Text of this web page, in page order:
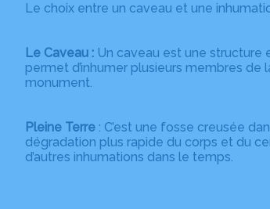
Le choix entre un caveau et une
Le Caveau : Un caveau est une structure
permet d’inhumer plusieurs membres
monument.
Pleine Terre : C’est une fosse creusée
dégradation plus rapide du corps et du
d’autres inhumations dans le temps.